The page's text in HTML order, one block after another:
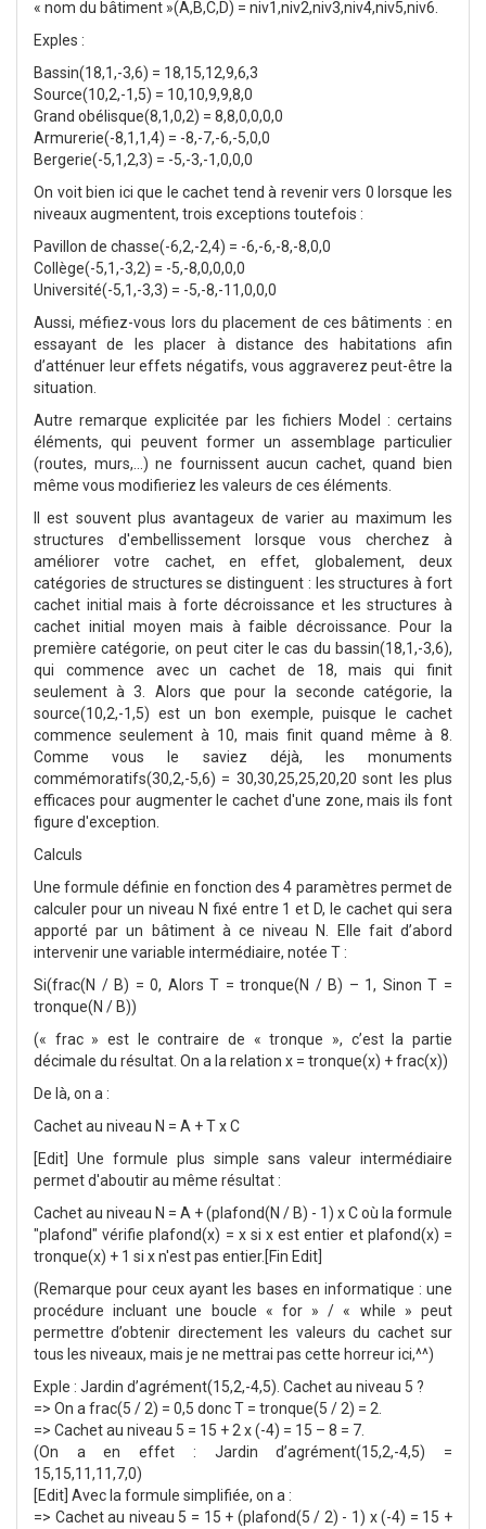
« nom du bâtiment »(A,B,C,D) = niv1,niv2,niv3,niv4,niv5,niv6.
Exples :
Bassin(18,1,-3,6) = 18,15,12,9,6,3
Source(10,2,-1,5) = 10,10,9,9,8,0
Grand obélisque(8,1,0,2) = 8,8,0,0,0,0
Armurerie(-8,1,1,4) = -8,-7,-6,-5,0,0
Bergerie(-5,1,2,3) = -5,-3,-1,0,0,0
On voit bien ici que le cachet tend à revenir vers 0 lorsque les
niveaux augmentent, trois exceptions toutefois :
Pavillon de chasse(-6,2,-2,4) = -6,-6,-8,-8,0,0
Collège(-5,1,-3,2) = -5,-8,0,0,0,0
Université(-5,1,-3,3) = -5,-8,-11,0,0,0
Aussi, méfiez-vous lors du placement de ces bâtiments : en
essayant de les placer à distance des habitations afin
d’atténuer leur effets négatifs, vous aggraverez peut-être la
situation.
Autre remarque explicitée par les fichiers Model : certains
éléments, qui peuvent former un assemblage particulier
(routes, murs,…) ne fournissent aucun cachet, quand bien
même vous modifieriez les valeurs de ces éléments.
Il est souvent plus avantageux de varier au maximum les
structures d'embellissement lorsque vous cherchez à
améliorer votre cachet, en effet, globalement, deux
catégories de structures se distinguent : les structures à fort
cachet initial mais à forte décroissance et les structures à
cachet initial moyen mais à faible décroissance. Pour la
première catégorie, on peut citer le cas du bassin(18,1,-3,6),
qui commence avec un cachet de 18, mais qui finit
seulement à 3. Alors que pour la seconde catégorie, la
source(10,2,-1,5) est un bon exemple, puisque le cachet
commence seulement à 10, mais finit quand même à 8.
Comme vous le saviez déjà, les monuments
commémoratifs(30,2,-5,6) = 30,30,25,25,20,20 sont les plus
efficaces pour augmenter le cachet d'une zone, mais ils font
figure d'exception.
Calculs
Une formule définie en fonction des 4 paramètres permet de
calculer pour un niveau N fixé entre 1 et D, le cachet qui sera
apporté par un bâtiment à ce niveau N. Elle fait d’abord
intervenir une variable intermédiaire, notée T :
Si(frac(N / B) = 0, Alors T = tronque(N / B) – 1, Sinon T =
tronque(N / B))
(« frac » est le contraire de « tronque », c’est la partie
décimale du résultat. On a la relation x = tronque(x) + frac(x))
De là, on a :
Cachet au niveau N = A + T x C
[Edit] Une formule plus simple sans valeur intermédiaire
permet d'aboutir au même résultat :
Cachet au niveau N = A + (plafond(N / B) - 1) x C où la formule
"plafond" vérifie plafond(x) = x si x est entier et plafond(x) =
tronque(x) + 1 si x n'est pas entier.[Fin Edit]
(Remarque pour ceux ayant les bases en informatique : une
procédure incluant une boucle « for » / « while » peut
permettre d’obtenir directement les valeurs du cachet sur
tous les niveaux, mais je ne mettrai pas cette horreur ici,^^)
Exple : Jardin d’agrément(15,2,-4,5). Cachet au niveau 5 ?
=> On a frac(5 / 2) = 0,5 donc T = tronque(5 / 2) = 2.
=> Cachet au niveau 5 = 15 + 2 x (-4) = 15 – 8 = 7.
(On a en effet : Jardin d’agrément(15,2,-4,5) =
15,15,11,11,7,0)
[Edit] Avec la formule simplifiée, on a :
=> Cachet au niveau 5 = 15 + (plafond(5 / 2) - 1) x (-4) = 15 +